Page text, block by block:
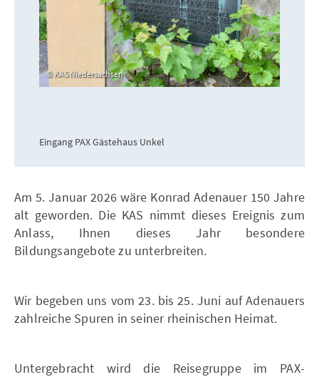
KAS Niedersachsen
Eingang PAX Gästehaus Unkel
Am 5. Januar 2026 wäre Konrad Adenauer 150 Jahre
alt geworden. Die KAS nimmt dieses Ereignis zum
Anlass, Ihnen dieses Jahr besondere
Bildungsangebote zu unterbreiten.
Wir begeben uns vom 23. bis 25. Juni auf Adenauers
zahlreiche Spuren in seiner rheinischen Heimat.
Untergebracht wird die Reisegruppe im PAX-